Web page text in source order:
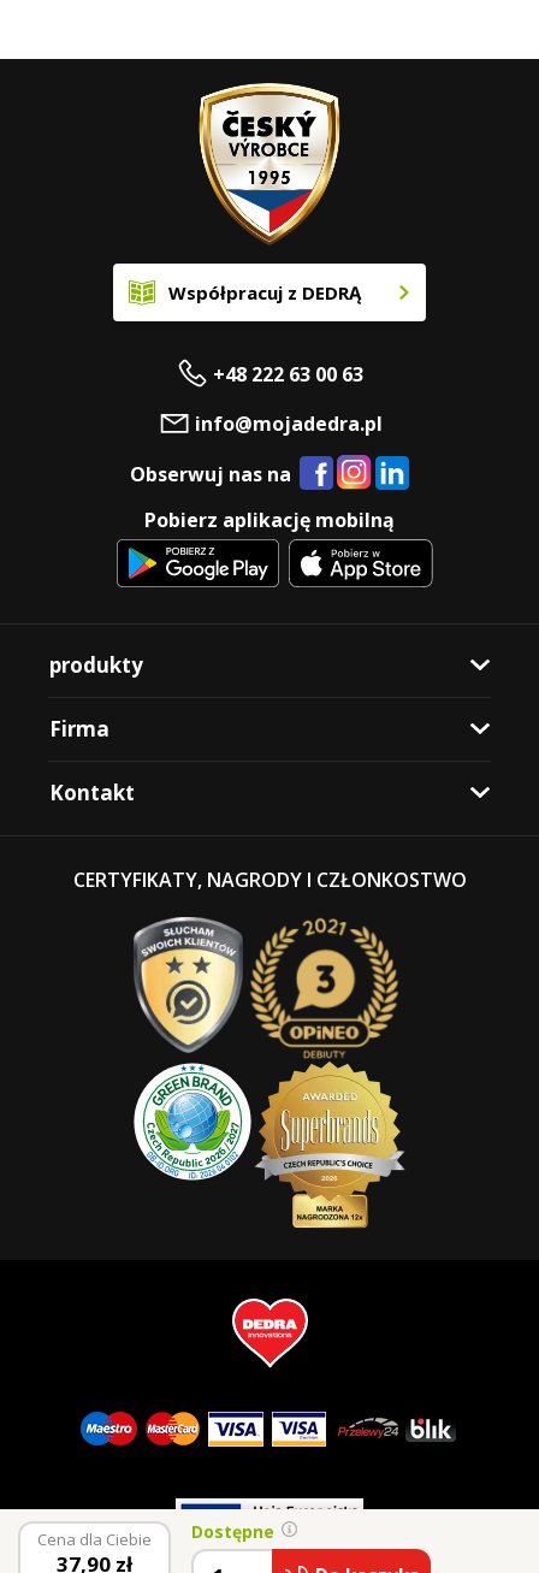
Cena dla Ciebie
37,90 zł
Dostępne
Współpracuj z DEDRĄ
+48 222 63 00 63
info@mojadedra.pl
Obserwuj nas na
Pobierz aplikację mobilną
produkty
Firma
Kontakt
CERTYFIKATY, NAGRODY I CZŁONKOSTWO